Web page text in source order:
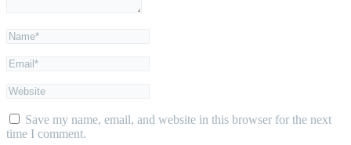
Save my name, email, and website in this browser for the next
time I comment.